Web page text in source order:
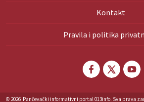
Kontakt
Pravila i politika
© 2026 Pančevački informativni portal 013info. Sva prava